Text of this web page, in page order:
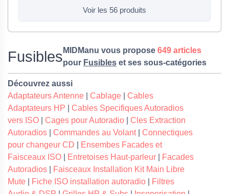
Voir les 56 produits
Fusibles MIDManu vous propose 649 articles
pour Fusibles et ses sous-catégories
Découvrez aussi
Adaptateurs Antenne
Cablage
Cables
Adaptateurs HP
Cables Specifiques Autoradios
vers ISO
Cages pour Autoradio
Cles Extraction
Autoradios
Commandes au Volant| Connectiques
pour changeur CD
Ensembes Facades et
Faisceaux ISO
Entretoises Haut-parleur
Facades
Autoradios
Faisceaux Installation Kit Main Libre
Mute
Fiche ISO installation autoradio
Filtres